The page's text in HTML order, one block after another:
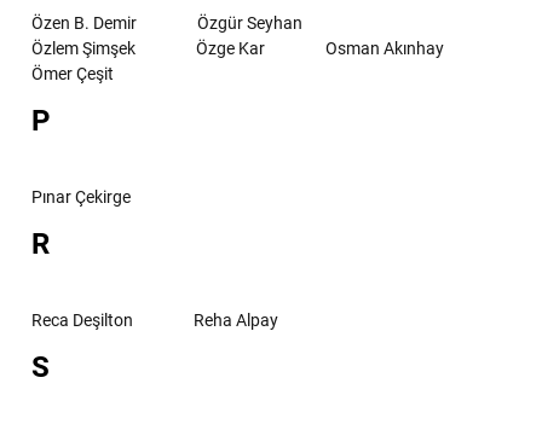
Özen B. Demir
Özgür Seyhan
Özlem Şimşek
Özge Kar
Osman Akınhay
Ömer Çeşit
P
Pınar Çekirge
R
Reca Deşilton Reha Alpay
S